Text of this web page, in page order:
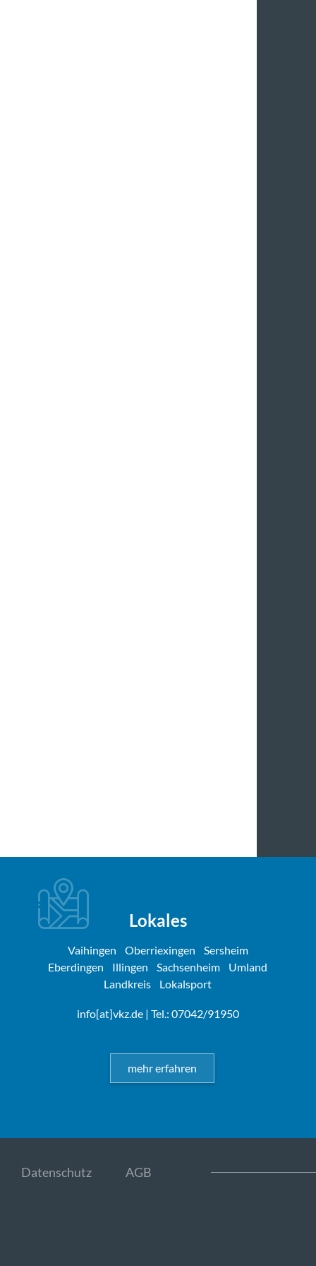
Lokales
Vaihingen Oberriexingen
Sersheim
Eberdingen
Illingen Sachsenheim
Umland
Landkreis
Lokalsport
info[at]vkz.de| Tel.: 07042/91950
mehr erfahren
Datenschutz AGB